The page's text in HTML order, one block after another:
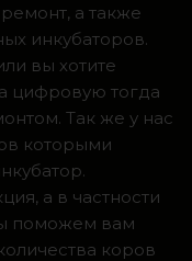
а также
инкубаторов.
вы хотите
цифровую тогда
Так же у нас
которыми
а в частности
поможем вам
коров